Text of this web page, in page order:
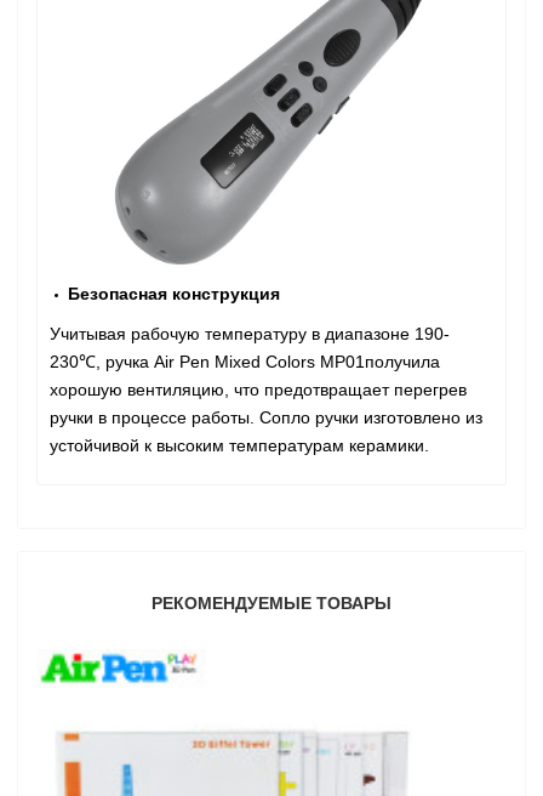
Безопасная конструкция
Учитывая рабочую температуру в диапазоне 190-
230℃, ручка Air Pen Mixed Colors MP01получила
хорошую вентиляцию, что предотвращает перегрев
ручки в процессе работы. Сопло ручки изготовлено из
устойчивой к высоким температурам керамики.
РЕКОМЕНДУЕМЫЕ ТОВАРЫ